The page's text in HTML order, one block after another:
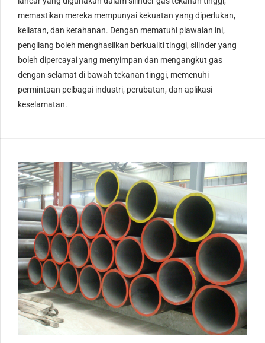
memastikan mereka mempunyai kekuatan yang diperlukan,
keliatan, dan ketahanan. Dengan mematuhi piawaian ini,
pengilang boleh menghasilkan berkualiti tinggi, silinder yang
boleh dipercayai yang menyimpan dan mengangkut gas
dengan selamat di bawah tekanan tinggi, memenuhi
permintaan pelbagai industri, perubatan, dan aplikasi
keselamatan.